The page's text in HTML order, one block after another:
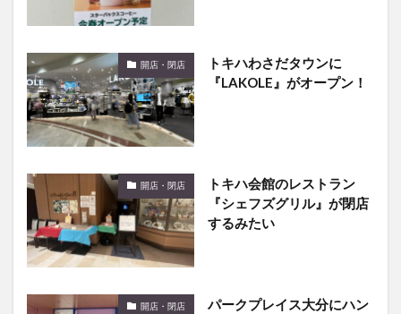
開店・閉店
トキハわさだタウンに
『LAKOLE』がオープン！
開店・閉店
トキハ会館のレストラン
『シェフズグリル』が閉店
するみたい
開店・閉店
パークプレイス大分にハン